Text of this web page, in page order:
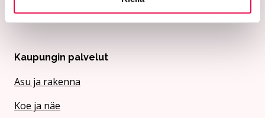
Riihimäen Veden y-tunnus 0152563-4
Kaupungin palvelut
Asu ja rakenna
Koe ja näe